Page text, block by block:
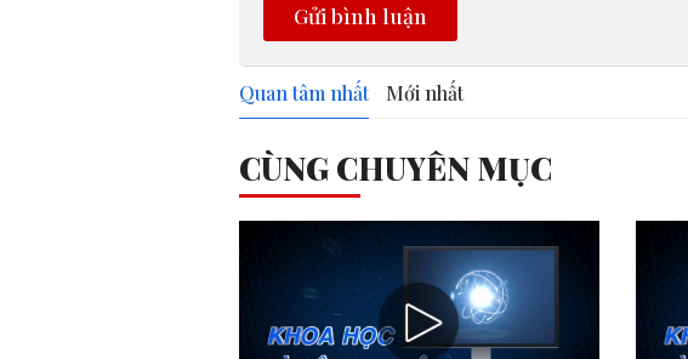
Gửi bình luận
Quan tâm nhất Mới nhất
CÙNG CHUYÊN MỤC